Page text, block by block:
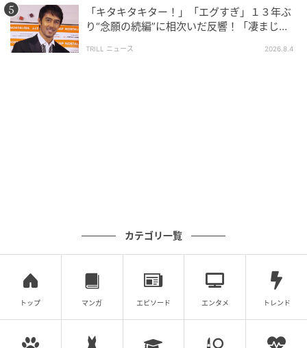
「キタキタキター！」「エグすぎ」１３年ぶ
り“念願の続編”に相次いだ反響！「凄まじく
TRILL ニュース 2026.8.4
カテゴリ一覧
トップ マンガ エピソード エンタメ トレンド